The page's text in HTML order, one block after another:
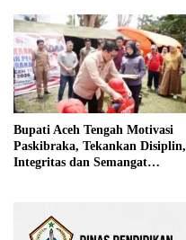
Bupati Aceh Tengah Motivasi
Paskibraka, Tekankan Disiplin,
Integritas dan Semangat